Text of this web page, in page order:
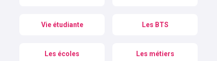
Vie étudiante Les BTS
Les écoles Les métiers